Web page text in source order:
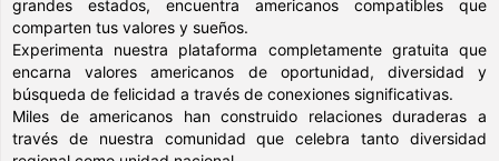
grandes estados, encuentra americanos compatibles que
comparten tus valores y sueños.
Experimenta nuestra plataforma completamente gratuita que
encarna valores americanos de oportunidad, diversidad y
búsqueda de felicidad a través de conexiones significativas.
Miles de americanos han construido relaciones duraderas a
través de nuestra comunidad que celebra tanto diversidad